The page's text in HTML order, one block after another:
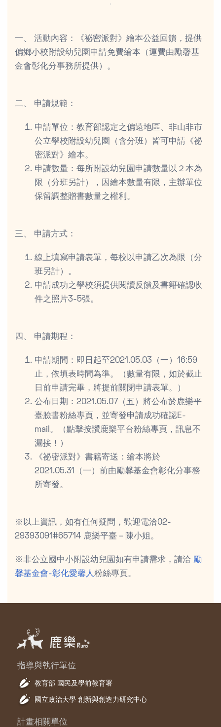
．
一、 活動內容：《祕密派對》繪本公益回饋，提供
偏鄉小校附設幼兒園申請免費繪本（運費由勵馨基
金會彰化分事務所提供）。
二、 申請規範：
申請單位：教育部認定之偏遠地區、非山非市
公立學校附設幼兒園（含分班）皆可申請《祕
密派對》繪本。
申請數量：每所附設幼兒園申請數量以２本為
限（分班另計），因繪本數量有限，主辦單位
保留調整贈書數量之權利。
三、 申請方式：
線上填寫申請表單，每校以申請乙次為限（分
班另計）。
申請成功之學校須提供閱讀反饋及書籍確認收
件之照片3-5張。
四、 申請期程：
申請期間：即日起至2021.05.03（一）16:59
止，依填表時間為準。（數量有限，如於截止
日前申請完畢，將提前關閉申請表單。）
公布日期：2021.05.07（五）將公布於鹿樂平
臺臉書粉絲專頁，並寄發申請成功確認E-
mail。（點擊按讚鹿樂平台粉絲專頁，訊息不
漏接！）
《祕密派對》書籍寄送：繪本將於
2021.05.31（一）前由勵馨基金會彰化分事務
所寄發。
※以上資訊，如有任何疑問，歡迎電洽02-
29393091#65714 鹿樂平臺－陳小姐。
※非公立國中小附設幼兒園如有申請需求，請洽 勵
馨基金會-彰化愛馨人粉絲專頁。
指導與執行單位
教育部 國民及學前教育署
國立政治大學 創新與創造力研究中心
計畫相關單位